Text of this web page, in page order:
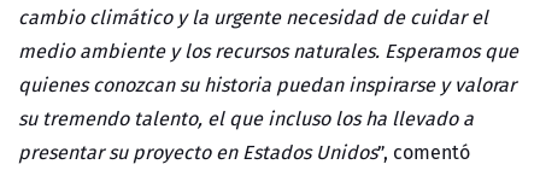
cambio climático y la urgente necesidad de cuidar el
medio ambiente y los recursos naturales. Esperamos que
quienes conozcan su historia puedan inspirarse y valorar
su tremendo talento, el que incluso los ha llevado a
presentar su proyecto en Estados Unidos”, comentó